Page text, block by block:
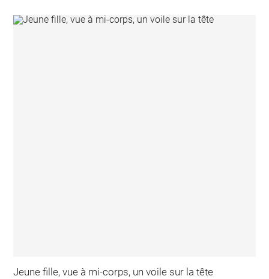
Jeune fille, vue à mi-corps, un voile sur la tête